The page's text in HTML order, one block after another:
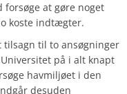
at gøre noget
koste indtægter.
tilsagn til to ansøgninger
på i alt knapt
havmiljøet i den
desuden